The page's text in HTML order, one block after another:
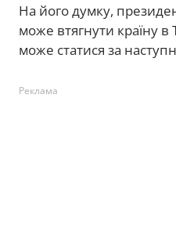
На його думку,
може втягнути країну в
може статися за
Реклама